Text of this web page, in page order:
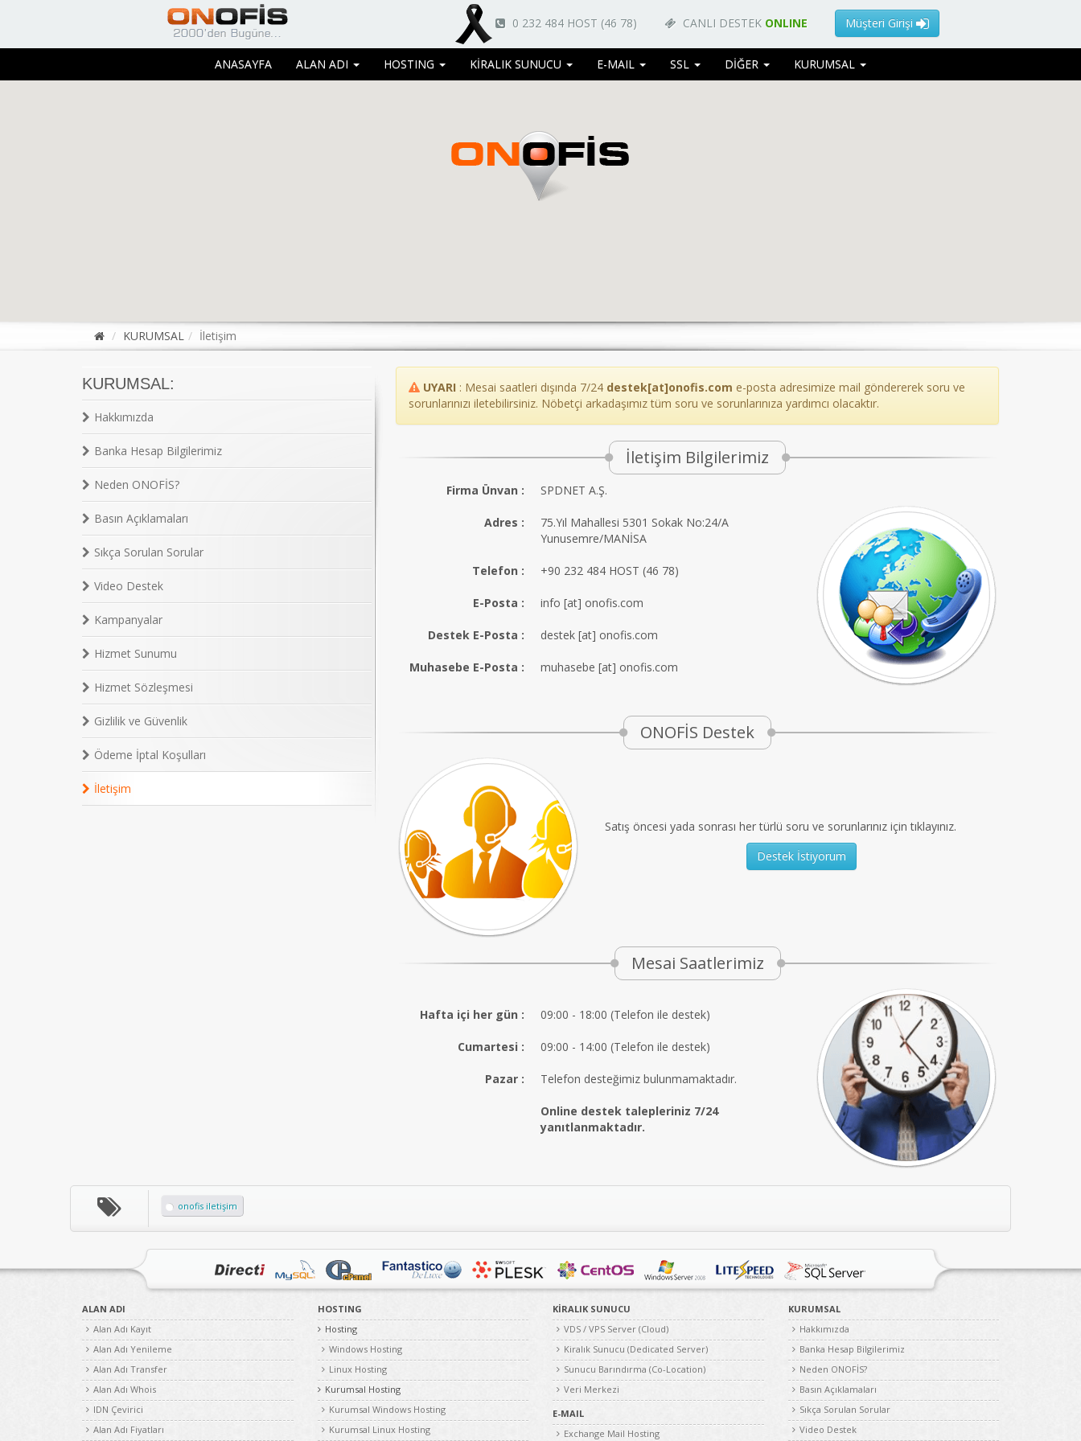
0 232 484 HOST (46 78) CANLI DESTEK ONLINE Müşteri Girişi
ANASAYFA ALAN ADI HOSTING KİRALIK SUNUCU E-MAIL SSL DİĞER KURUMSAL
KURUMSAL İletişim
KURUMSAL:
Hakkımızda
Banka Hesap Bilgilerimiz
Neden ONOFİS?
Basın Açıklamaları
Sıkça Sorulan Sorular
Video Destek
Kampanyalar
Hizmet Sunumu
Hizmet Sözleşmesi
Gizlilik ve Güvenlik
Ödeme İptal Koşulları
İletişim
UYARI : Mesai saatleri dışında 7/24 destek[at]onofis.com e-posta adresimize mail göndererek soru ve
sorunlarınızı iletebilirsiniz. Nöbetçi arkadaşımız tüm soru ve sorunlarınıza yardımcı olacaktır.
İletişim Bilgilerimiz
Firma Ünvan : SPDNET A.Ş.
Adres :
75.Yıl Mahallesi 5301 Sokak No:24/A
Yunusemre/MANİSA
Telefon : +90 232 484 HOST (46 78)
E-Posta : info [at] onofis.com
Destek E-Posta : destek [at] onofis.com
Muhasebe E-Posta : muhasebe [at] onofis.com
ONOFİS Destek
Satış öncesi yada sonrası her türlü soru ve sorunlarınız için tıklayınız.
Destek İstiyorum
Mesai Saatlerimiz
Hafta içi her gün : 09:00 - 18:00 (Telefon ile destek)
Cumartesi : 09:00 - 14:00 (Telefon ile destek)
Pazar : Telefon desteğimiz bulunmamaktadır.
Online destek talepleriniz 7/24
yanıtlanmaktadır.
onofis iletişim
ALAN ADI
Alan Adı Kayıt
Alan Adı Yenileme
Alan Adı Transfer
Alan Adı Whois
IDN Çevirici
Alan Adı Fiyatları
HOSTING
Hosting
Windows Hosting
Linux Hosting
Kurumsal Hosting
Kurumsal Windows Hosting
Kurumsal Linux Hosting
KİRALIK SUNUCU
VDS / VPS Server (Cloud)
Kiralık Sunucu (Dedicated Server)
Sunucu Barındırma (Co-Location)
Veri Merkezi
E-MAIL
Exchange Mail Hosting
KURUMSAL
Hakkımızda
Banka Hesap Bilgilerimiz
Neden ONOFİS?
Basın Açıklamaları
Sıkça Sorulan Sorular
Video Destek